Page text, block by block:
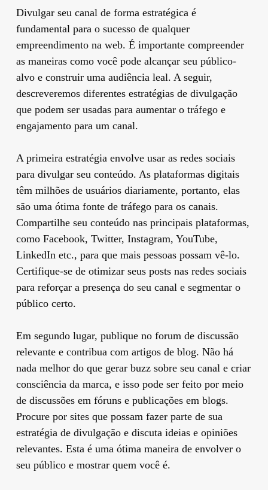
Divulgar seu canal de forma estratégica é
fundamental para o sucesso de qualquer
empreendimento na web. É importante compreender
as maneiras como você pode alcançar seu público-
alvo e construir uma audiência leal. A seguir,
descreveremos diferentes estratégias de divulgação
que podem ser usadas para aumentar o tráfego e
engajamento para um canal.
A primeira estratégia envolve usar as redes sociais
para divulgar seu conteúdo. As plataformas digitais
têm milhões de usuários diariamente, portanto, elas
são uma ótima fonte de tráfego para os canais.
Compartilhe seu conteúdo nas principais plataformas,
como Facebook, Twitter, Instagram, YouTube,
LinkedIn etc., para que mais pessoas possam vê-lo.
Certifique-se de otimizar seus posts nas redes sociais
para reforçar a presença do seu canal e segmentar o
público certo.
Em segundo lugar, publique no forum de discussão
relevante e contribua com artigos de blog. Não há
nada melhor do que gerar buzz sobre seu canal e criar
consciência da marca, e isso pode ser feito por meio
de discussões em fóruns e publicações em blogs.
Procure por sites que possam fazer parte de sua
estratégia de divulgação e discuta ideias e opiniões
relevantes. Esta é uma ótima maneira de envolver o
seu público e mostrar quem você é.